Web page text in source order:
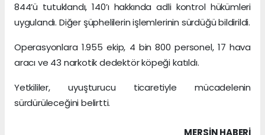
844’ü tutuklandı, 140’ı hakkında adli kontrol hükümleri
uygulandı. Diğer şüphelilerin işlemlerinin sürdüğü bildirildi.
Operasyonlara 1.955 ekip, 4 bin 800 personel, 17 hava
aracı ve 43 narkotik dedektör köpeği katıldı.
Yetkililer, uyuşturucu ticaretiyle mücadelenin
sürdürüleceğini belirtti.
MERSIN HABERİ